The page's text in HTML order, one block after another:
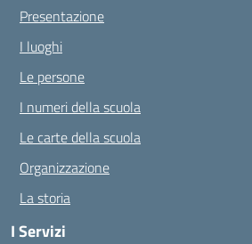
Presentazione
I luoghi
Le persone
I numeri della scuola
Le carte della scuola
Organizzazione
La storia
I Servizi